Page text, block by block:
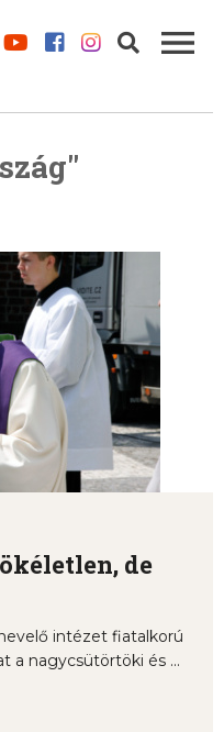
de
intézet fiatalkorú
a nagycsütörtöki és ...